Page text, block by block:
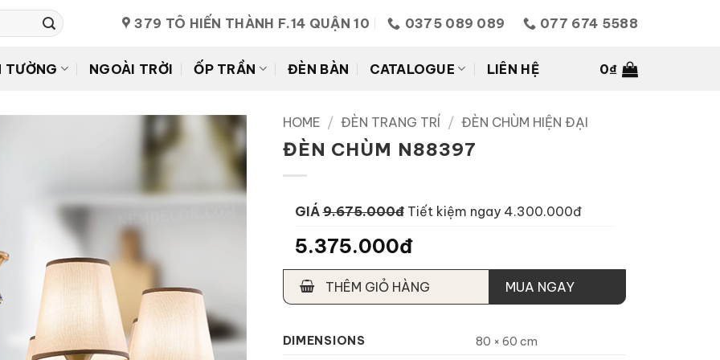
379 TÔ HIẾN THÀNH F.14 QUẬN 10 0375 089 089 077 674 5588
TƯỜNG NGOÀI TRỜI ỐP TRẦN ĐÈN BÀN CATALOGUE LIÊN HỆ 0₫
HOME / ĐÈN TRANG TRÍ / ĐÈN CHÙM HIỆN ĐẠI
ĐÈN CHÙM N88397
GIÁ9.675.000đ Tiết kiệm ngay 4.300.000đ
5.375.000đ
THÊM GIỎ HÀNG MUA NGAY
DIMENSIONS 80 × 60 cm